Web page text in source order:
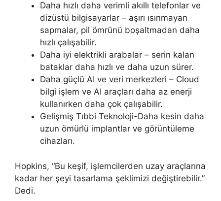
Daha hızlı daha verimli akıllı telefonlar ve
dizüstü bilgisayarlar – aşırı ısınmayan
sapmalar, pil ömrünü boşaltmadan daha
hızlı çalışabilir.
Daha iyi elektrikli arabalar – serin kalan
bataklar daha hızlı ve daha uzun sürer.
Daha güçlü AI ve veri merkezleri – Cloud
bilgi işlem ve AI araçları daha az enerji
kullanırken daha çok çalışabilir.
Gelişmiş Tıbbi Teknoloji-Daha kesin daha
uzun ömürlü implantlar ve görüntüleme
cihazları.
Hopkins, “Bu keşif, işlemcilerden uzay araçlarına
kadar her şeyi tasarlama şeklimizi değiştirebilir.”
Dedi.